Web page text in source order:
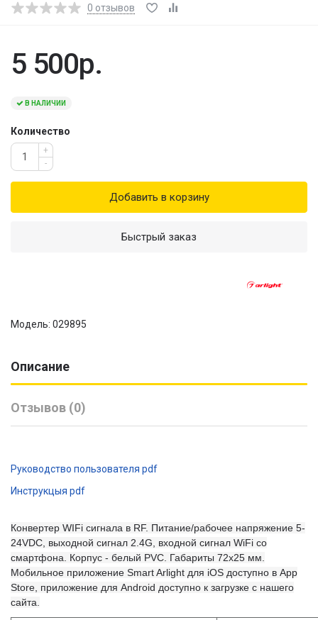
0 отзывов
5 500р.
В НАЛИЧИИ
Количество
+
-
Добавить в корзину
Быстрый заказ
Модель: 029895
Описание
Отзывов (0)
Руководство пользователя pdf
Инструкцыя pdf
Конвертер WIFi сигнала в RF. Питание/рабочее напряжение 5-
24VDC, выходной сигнал 2.4G, входной сигнал WiFi со
смартфона. Корпус - белый PVC. Габариты 72х25 мм.
Мобильное приложение Smart Arlight для iOS доступно в App
Store, приложение для Android доступно к загрузке с нашего
сайта.